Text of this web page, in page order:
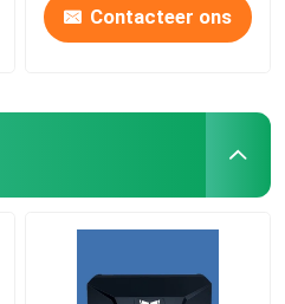
Contacteer ons